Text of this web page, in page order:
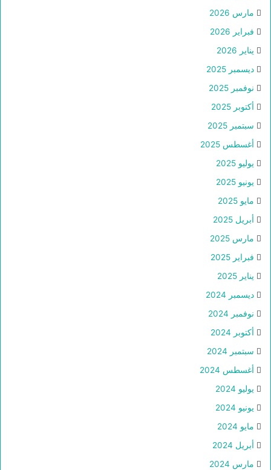
مارس 2026
فبراير 2026
يناير 2026
ديسمبر 2025
نوفمبر 2025
أكتوبر 2025
سبتمبر 2025
أغسطس 2025
يوليو 2025
يونيو 2025
مايو 2025
أبريل 2025
مارس 2025
فبراير 2025
يناير 2025
ديسمبر 2024
نوفمبر 2024
أكتوبر 2024
سبتمبر 2024
أغسطس 2024
يوليو 2024
يونيو 2024
مايو 2024
أبريل 2024
مارس 2024